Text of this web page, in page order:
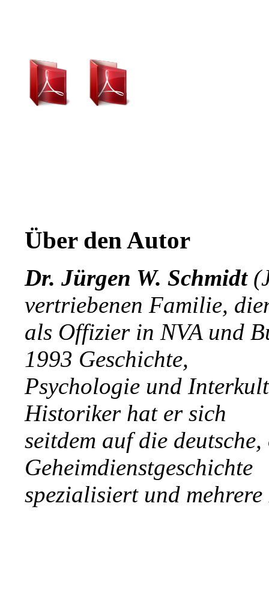
Über den Autor
Dr. Jürgen W. Schmidt
vertriebenen Familie,
als Offizier in NVA und
1993 Geschichte,
Psychologie und
Historiker hat er sich
seitdem auf die
Geheimdienstgeschichte
spezialisiert und